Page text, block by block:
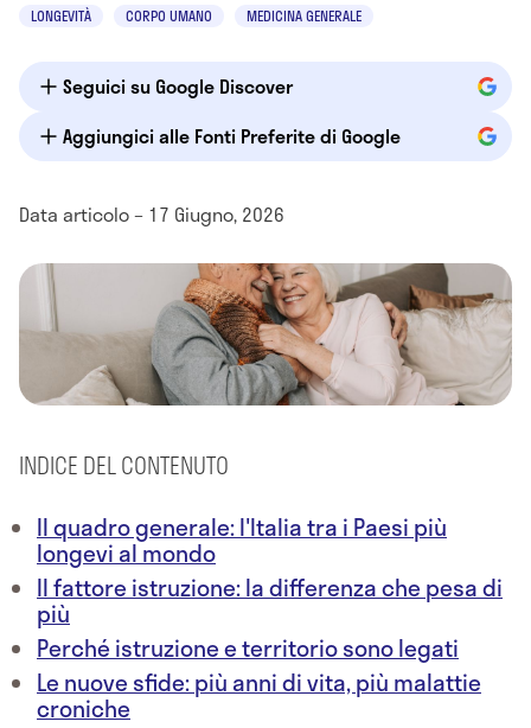
LONGEVITÀ CORPO UMANO MEDICINA GENERALE
Seguici su Google Discover
Aggiungici alle Fonti Preferite di Google
Data articolo – 17 Giugno, 2026
INDICE DEL CONTENUTO
Il quadro generale: l'Italia tra i Paesi più
longevi al mondo
Il fattore istruzione: la differenza che pesa di
più
Perché istruzione e territorio sono legati
Le nuove sfide: più anni di vita, più malattie
croniche